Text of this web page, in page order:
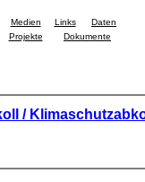
Medien Links
Daten
Projekte
Dokumente
/